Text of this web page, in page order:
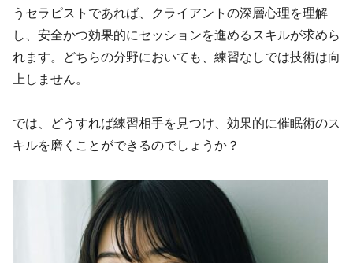
うセラピストであれば、クライアントの深層心理を理解
し、安全かつ効果的にセッションを進めるスキルが求めら
れます。どちらの分野においても、練習なしでは技術は向
上しません。
では、どうすれば練習相手を見つけ、効果的に催眠術のス
キルを磨くことができるのでしょうか？